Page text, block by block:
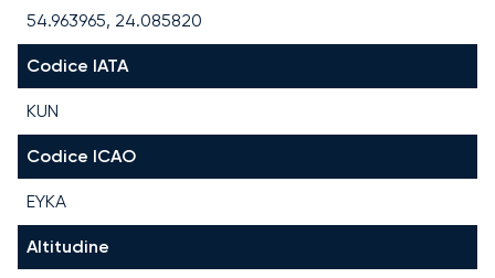
54.963965, 24.085820
Codice IATA
KUN
Codice ICAO
EYKA
Altitudine